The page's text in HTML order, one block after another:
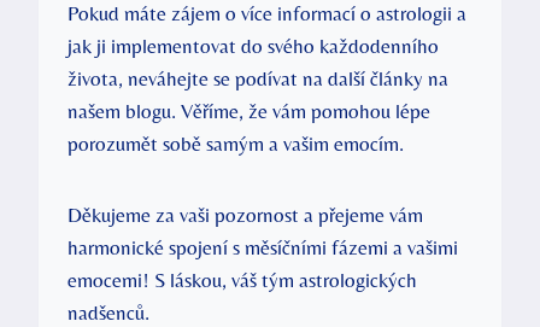
Pokud máte zájem o více informací o astrologii a
jak ji implementovat do svého ⁢každodenního
života,‍ neváhejte se podívat ​na ⁤další články na
našem​ blogu. Věříme,⁣ že vám pomohou lépe
porozumět sobě‍ samým a vašim emocím.
Děkujeme za vaši pozornost a přejeme vám
harmonické spojení​ s měsíčními fázemi a vašimi
emocemi! S láskou,⁣ váš tým astrologických
nadšenců.